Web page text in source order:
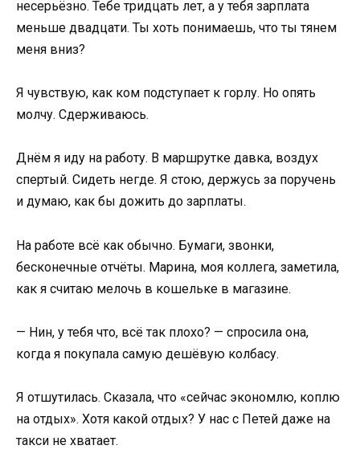
несерьёзно. Тебе тридцать лет, а у тебя зарплата
меньше двадцати. Ты хоть понимаешь, что ты тянем
меня вниз?
Я чувствую, как ком подступает к горлу. Но опять
молчу. Сдерживаюсь.
Днём я иду на работу. В маршрутке давка, воздух
спертый. Сидеть негде. Я стою, держусь за поручень
и думаю, как бы дожить до зарплаты.
На работе всё как обычно. Бумаги, звонки,
бесконечные отчёты. Марина, моя коллега, заметила,
как я считаю мелочь в кошельке в магазине.
— Нин, у тебя что, всё так плохо? — спросила она,
когда я покупала самую дешёвую колбасу.
Я отшутилась. Сказала, что «сейчас экономлю, коплю
на отдых». Хотя какой отдых? У нас с Петей даже на
такси не хватает.